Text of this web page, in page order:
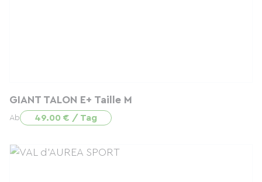
GIANT TALON E+ Taille M
Ab 49.00 € / Tag